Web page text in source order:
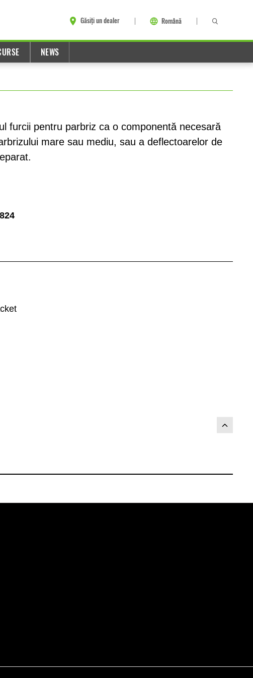
Găsiți un dealer Română
NEWS
furcii pentru parbriz ca o componentă necesară
mare sau mediu, sau a deflectoarelor de